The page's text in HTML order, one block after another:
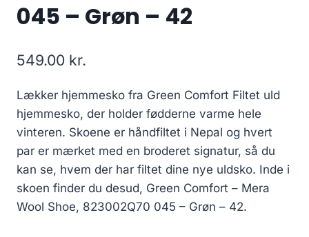
045 – Grøn – 42
549.00 kr.
Lækker hjemmesko fra Green Comfort Filtet uld
hjemmesko, der holder fødderne varme hele
vinteren. Skoene er håndfiltet i Nepal og hvert
par er mærket med en broderet signatur, så du
kan se, hvem der har filtet dine nye uldsko. Inde i
skoen finder du desud, Green Comfort – Mera
Wool Shoe, 823002Q70 045 – Grøn – 42.